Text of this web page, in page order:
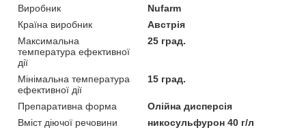
Виробник
Nufarm
Країна виробник
Австрія
Максимальна
температура ефективної
дії
25 град.
Мінімальна температура
ефективної дії
15 град.
Препаративна форма
Олійна дисперсія
Вміст діючої речовини
никосульфурон 40 г/л